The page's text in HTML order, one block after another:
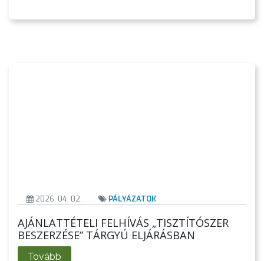
2026. 04. 02. PÁLYÁZATOK
AJÁNLATTÉTELI FELHÍVÁS „TISZTÍTÓSZER
BESZERZÉSE” TÁRGYÚ ELJÁRÁSBAN
Tovább